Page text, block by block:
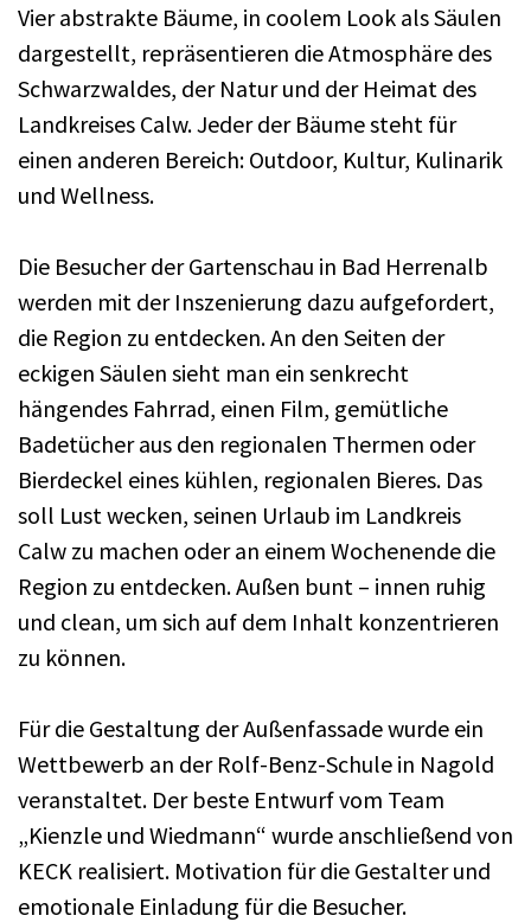
Vier abstrakte Bäume, in coolem Look als Säulen
dargestellt, repräsentieren die Atmosphäre des
Schwarzwaldes, der Natur und der Heimat des
Landkreises Calw. Jeder der Bäume steht für
einen anderen Bereich: Outdoor, Kultur, Kulinarik
und Wellness.
Die Besucher der Gartenschau in Bad Herrenalb
werden mit der Inszenierung dazu aufgefordert,
die Region zu entdecken. An den Seiten der
eckigen Säulen sieht man ein senkrecht
hängendes Fahrrad, einen Film, gemütliche
Badetücher aus den regionalen Thermen oder
Bierdeckel eines kühlen, regionalen Bieres. Das
soll Lust wecken, seinen Urlaub im Landkreis
Calw zu machen oder an einem Wochenende die
Region zu entdecken. Außen bunt – innen ruhig
und clean, um sich auf dem Inhalt konzentrieren
zu können.
Für die Gestaltung der Außenfassade wurde ein
Wettbewerb an der Rolf-Benz-Schule in Nagold
veranstaltet. Der beste Entwurf vom Team
„Kienzle und Wiedmann“ wurde anschließend von
KECK realisiert. Motivation für die Gestalter und
emotionale Einladung für die Besucher.